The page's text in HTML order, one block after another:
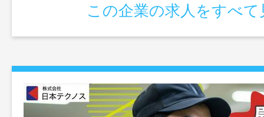
この企業の求人をすべて